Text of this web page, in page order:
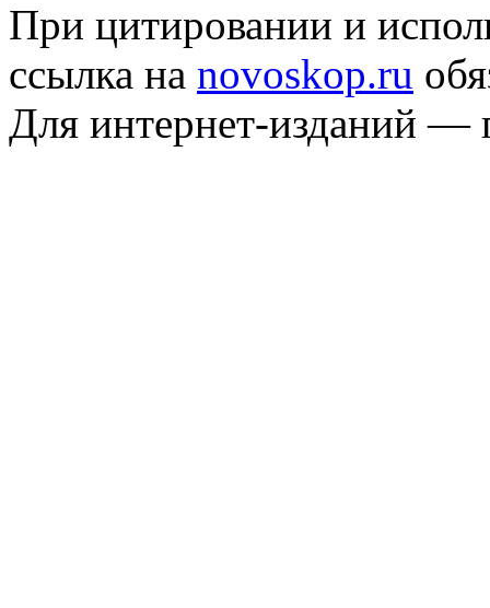
При цитировании и
ссылка на novoskop.ru
Для интернет-изданий —